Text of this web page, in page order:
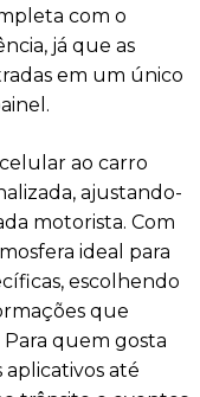
com o
já que as
em um único
ao carro
ajustando-
motorista. Com
ideal para
escolhendo
que
quem gosta
aplicativos até